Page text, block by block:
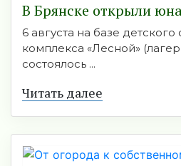
В Брянске открыли
6 августа на базе
комплекса «Лесной»
состоялось ...
Читать далее